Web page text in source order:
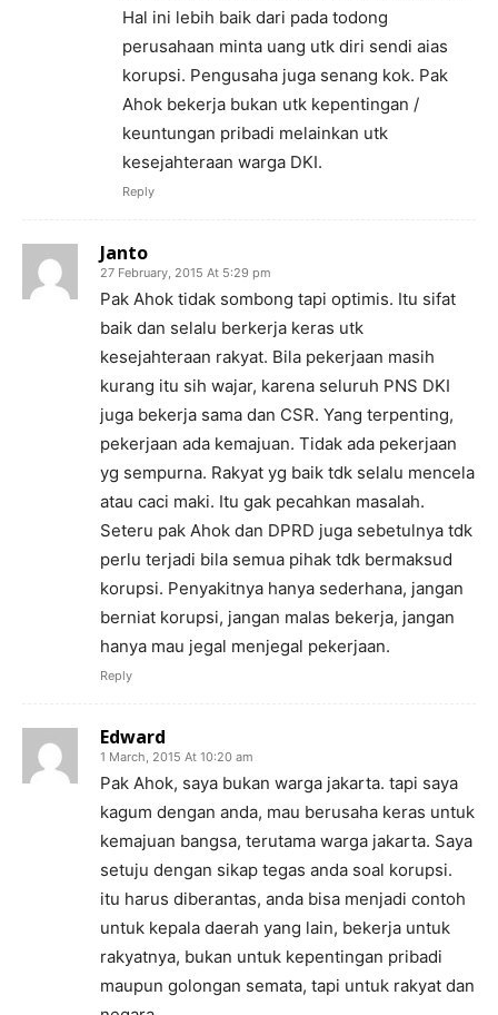
Hal ini lebih baik dari pada todong
perusahaan minta uang utk diri sendi aias
korupsi. Pengusaha juga senang kok. Pak
Ahok bekerja bukan utk kepentingan /
keuntungan pribadi melainkan utk
kesejahteraan warga DKI.
Reply
Janto
27 February, 2015 At 5:29 pm
Pak Ahok tidak sombong tapi optimis. Itu sifat
baik dan selalu berkerja keras utk
kesejahteraan rakyat. Bila pekerjaan masih
kurang itu sih wajar, karena seluruh PNS DKI
juga bekerja sama dan CSR. Yang terpenting,
pekerjaan ada kemajuan. Tidak ada pekerjaan
yg sempurna. Rakyat yg baik tdk selalu mencela
atau caci maki. Itu gak pecahkan masalah.
Seteru pak Ahok dan DPRD juga sebetulnya tdk
perlu terjadi bila semua pihak tdk bermaksud
korupsi. Penyakitnya hanya sederhana, jangan
berniat korupsi, jangan malas bekerja, jangan
hanya mau jegal menjegal pekerjaan.
Reply
Edward
1 March, 2015 At 10:20 am
Pak Ahok, saya bukan warga jakarta. tapi saya
kagum dengan anda, mau berusaha keras untuk
kemajuan bangsa, terutama warga jakarta. Saya
setuju dengan sikap tegas anda soal korupsi.
itu harus diberantas, anda bisa menjadi contoh
untuk kepala daerah yang lain, bekerja untuk
rakyatnya, bukan untuk kepentingan pribadi
maupun golongan semata, tapi untuk rakyat dan